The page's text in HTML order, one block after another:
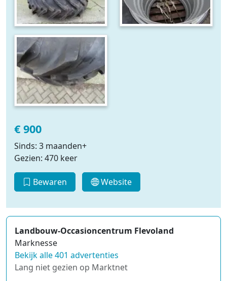
€ 900
Sinds: 3 maanden+
Gezien: 470 keer
Bewaren Website
Landbouw-Occasioncentrum Flevoland
Marknesse
Bekijk alle 401 advertenties
Lang niet gezien op Marktnet